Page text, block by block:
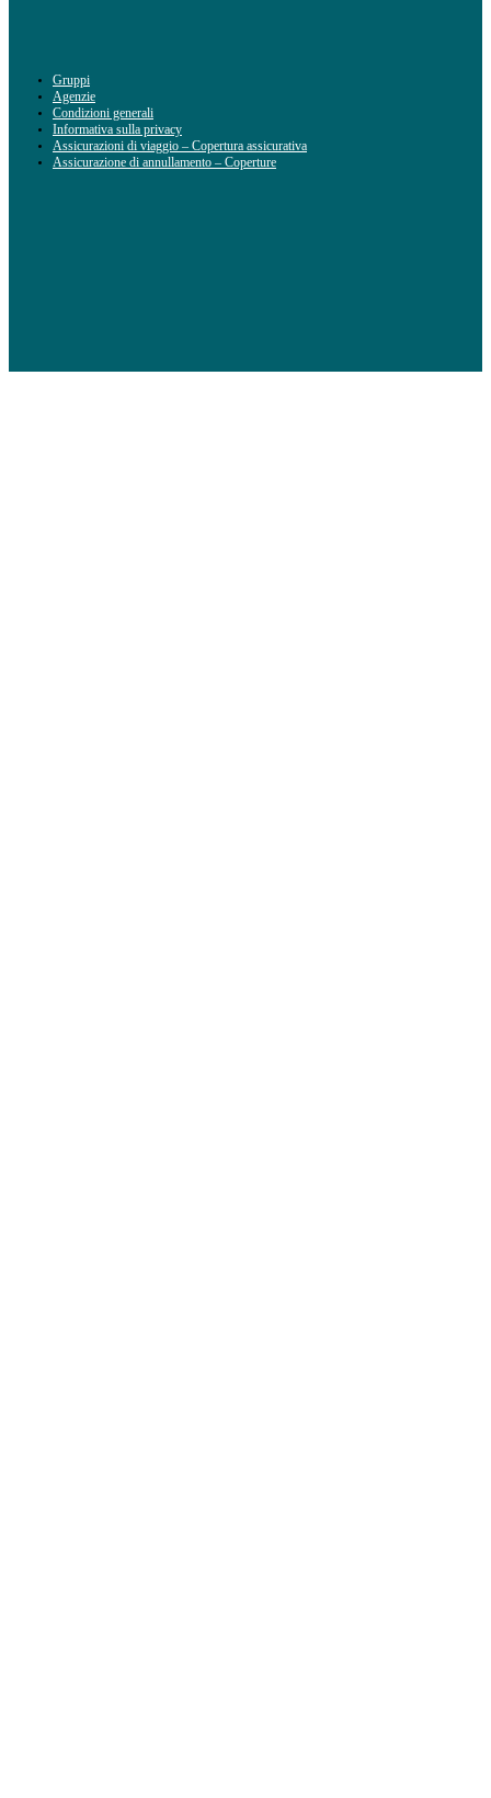
Gruppi
Agenzie
Condizioni generali
Informativa sulla privacy
Assicurazioni di viaggio – Copertura assicurativa
Assicurazione di annullamento – Coperture